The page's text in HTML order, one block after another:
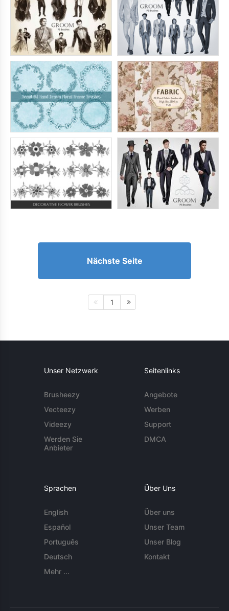
Nächste Seite
1
Unser Netzwerk
Brusheezy
Vecteezy
Videezy
Werden Sie
Anbieter
Seitenlinks
Angebote
Werben
Support
DMCA
Sprachen
English
Español
Português
Deutsch
Mehr ...
Über Uns
Über uns
Unser Team
Unser Blog
Kontakt